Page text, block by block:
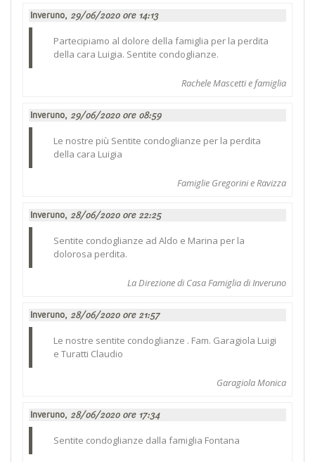
Inveruno, 29/06/2020 ore 14:13
Partecipiamo al dolore della famiglia per la perdita
della cara Luigia. Sentite condoglianze.
Rachele Mascetti e famiglia
Inveruno, 29/06/2020 ore 08:59
Le nostre più Sentite condoglianze per la perdita
della cara Luigia
Famiglie Gregorini e Ravizza
Inveruno, 28/06/2020 ore 22:25
Sentite condoglianze ad Aldo e Marina per la
dolorosa perdita.
La Direzione di Casa Famiglia di Inveruno
Inveruno, 28/06/2020 ore 21:57
Le nostre sentite condoglianze . Fam. Garagiola Luigi
e Turatti Claudio
Garagiola Monica
Inveruno, 28/06/2020 ore 17:34
Sentite condoglianze dalla famiglia Fontana